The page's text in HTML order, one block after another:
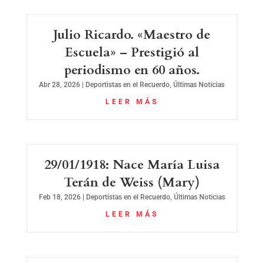
Julio Ricardo. «Maestro de
Escuela» – Prestigió al
periodismo en 60 años.
Abr 28, 2026 Deportistas en el Recuerdo,Últimas Noticias
LEER MÁS
29/01/1918: Nace María Luisa
Terán de Weiss (Mary)
Feb 18, 2026| Deportistas en el Recuerdo, Últimas Noticias
LEER MÁS